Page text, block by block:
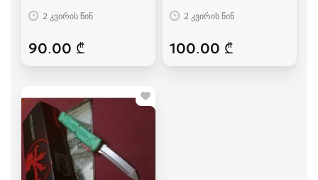
2 კვირის წინ
90.00 ₾
2 კვირის წინ
100.00 ₾